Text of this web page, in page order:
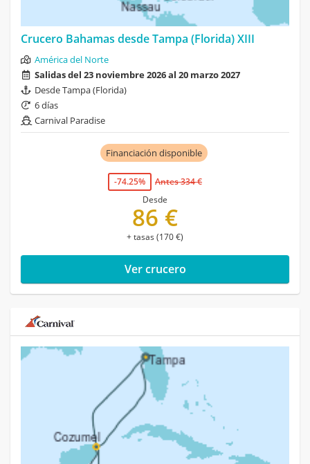
Crucero Bahamas desde Tampa (Florida) XIII
América del Norte
Salidas del 23 noviembre 2026 al 20 marzo 2027
Desde Tampa (Florida)
6 días
Carnival Paradise
Financiación disponible
-74.25%
Antes 334 €
Desde
86 €
+ tasas (170 €)
Ver crucero